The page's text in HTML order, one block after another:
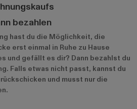
bezahlen
hast du die Möglichkeit, die
erst einmal in Ruhe zu Hause
und gefällt es dir? Dann bezahlst du
Falls etwas nicht passt, kannst du
und musst nur die